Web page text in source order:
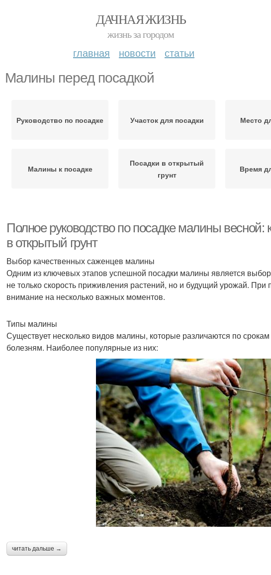
ДАЧНАЯ ЖИЗНЬ
жизнь за городом
главная новости статьи
Малины перед посадкой
Руководство по посадке Участок для посадки Место
Малины к посадке
Посадки в открытый
грунт
Время
Места для посадки Грунт для посадки
Полное руководство по посадке малины
в открытый грунт
Выбор качественных саженцев малины
Одним из ключевых этапов успешной посадки малины является
не только скорость приживления растений, но и будущий урожай. При
внимание на несколько важных моментов.
Типы малины
Существует несколько видов малины, которые различаются по
болезням. Наиболее популярные из них:
читать дальше →